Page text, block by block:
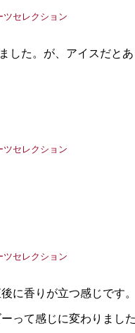
した。が、アイスだと
に香りが立つ感じです
って感じに変わりまし